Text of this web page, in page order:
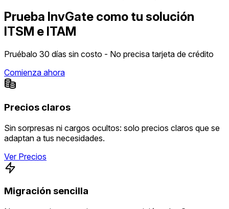
Prueba InvGate como tu solución
ITSM e ITAM
Pruébalo 30 días sin costo - No precisa tarjeta de crédito
Comienza ahora
Precios claros
Sin sorpresas ni cargos ocultos: solo precios claros que se
adaptan a tus necesidades.
Ver Precios
Migración sencilla